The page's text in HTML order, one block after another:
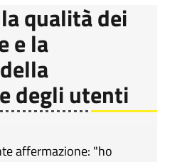
qualità dei
e la
degli utenti
affermazione: "ho